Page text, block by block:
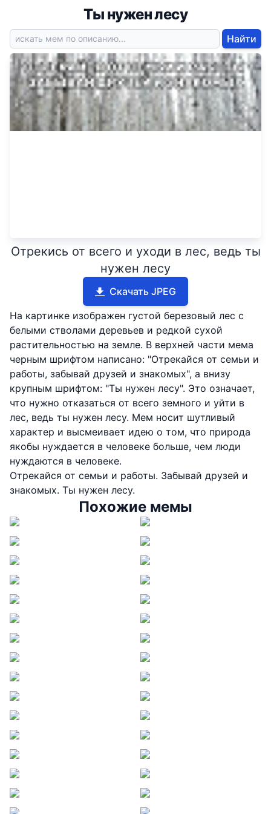
Ты нужен лесу
Найти
Отрекись от всего и уходи в лес, ведь ты
нужен лесу
Скачать JPEG
На картинке изображен густой березовый лес с
белыми стволами деревьев и редкой сухой
растительностью на земле. В верхней части мема
черным шрифтом написано: "Отрекайся от семьи и
работы, забывай друзей и знакомых", а внизу
крупным шрифтом: "Ты нужен лесу". Это означает,
что нужно отказаться от всего земного и уйти в
лес, ведь ты нужен лесу. Мем носит шутливый
характер и высмеивает идею о том, что природа
якобы нуждается в человеке больше, чем люди
нуждаются в человеке.
Отрекайся от семьи и работы. Забывай друзей и
знакомых. Ты нужен лесу.
Похожие мемы